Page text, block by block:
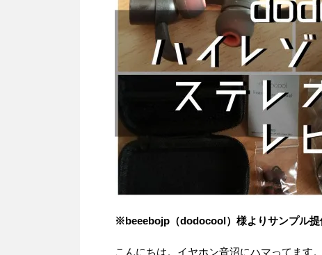
※beeebojp（dodocool）様よりサンプル提
こんにちは。イヤホン音沼にハマってます。